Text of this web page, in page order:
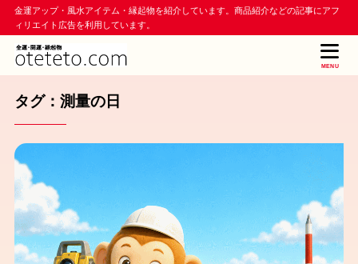
金運アップ・風水アイテム・縁起物を紹介しています。商品紹介などの記事にアフ
ィリエイト広告を利用しています。
MENU
タグ：測量の日